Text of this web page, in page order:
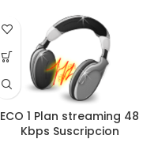
ECO 1 Plan streaming 48
Kbps Suscripcion